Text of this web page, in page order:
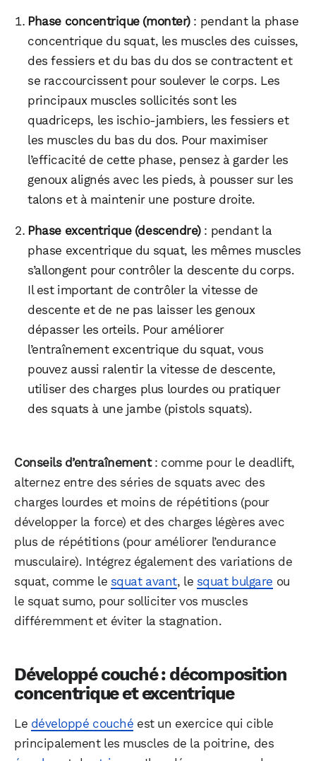
Phase concentrique (monter): pendant la phase
concentrique du squat, les muscles des cuisses,
des fessiers et du bas du dos se contractent et
se raccourcissent pour soulever le corps. Les
principaux muscles sollicités sont les
quadriceps, les ischio-jambiers, les fessiers et
les muscles du bas du dos. Pour maximiser
l’efficacité de cette phase, pensez à garder les
genoux alignés avec les pieds, à pousser sur les
talons et à maintenir une posture droite.
Phase excentrique (descendre): pendant la
phase excentrique du squat, les mêmes muscles
s’allongent pour contrôler la descente du corps.
Il est important de contrôler la vitesse de
descente et de ne pas laisser les genoux
dépasser les orteils. Pour améliorer
l’entraînement excentrique du squat, vous
pouvez aussi ralentir la vitesse de descente,
utiliser des charges plus lourdes ou pratiquer
des squats à une jambe (pistols squats).
Conseils d’entraînement: comme pour le deadlift,
alternez entre des séries de squats avec des
charges lourdes et moins de répétitions (pour
développer la force) et des charges légères avec
plus de répétitions (pour améliorer l’endurance
musculaire). Intégrez également des variations de
squat, comme le squat avant, le squat bulgare ou
le squat sumo, pour solliciter vos muscles
différemment et éviter la stagnation.
Développé couché : décomposition
concentrique et excentrique
Le développé couché est un exercice qui cible
principalement les muscles de la poitrine, des
WhatsApp Telegram